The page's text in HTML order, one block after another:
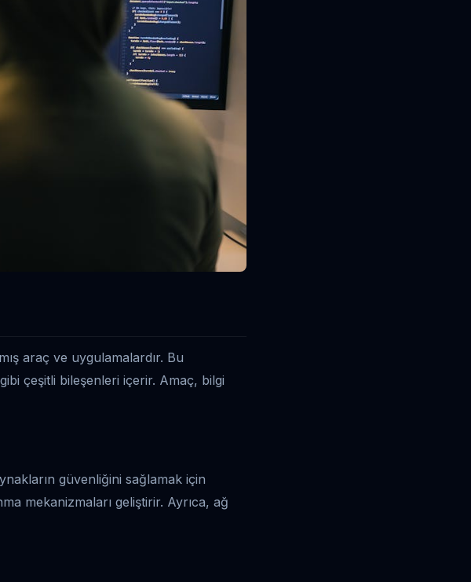
araç ve uygulamalardır. Bu
çeşitli bileşenleri içerir. Amaç, bilgi
güvenliğini sağlamak için
mekanizmaları geliştirir. Ayrıca, ağ